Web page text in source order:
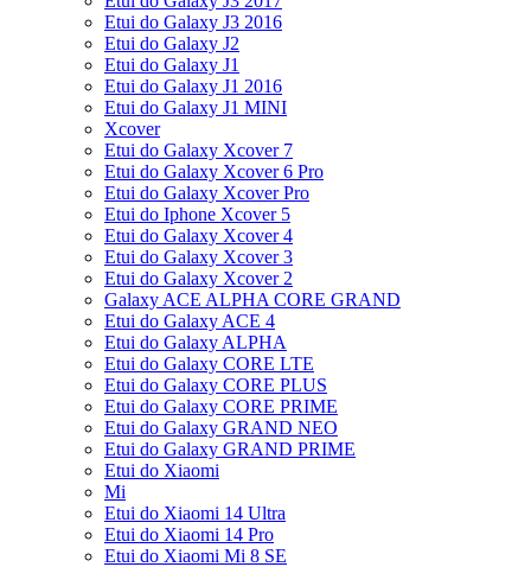
Etui do Galaxy J3 2016
Etui do Galaxy J2
Etui do Galaxy J1
Etui do Galaxy J1 2016
Etui do Galaxy J1 MINI
Xcover
Etui do Galaxy Xcover 7
Etui do Galaxy Xcover 6 Pro
Etui do Galaxy Xcover Pro
Etui do Iphone Xcover 5
Etui do Galaxy Xcover 4
Etui do Galaxy Xcover 3
Etui do Galaxy Xcover 2
Galaxy ACE ALPHA CORE GRAND
Etui do Galaxy ACE 4
Etui do Galaxy ALPHA
Etui do Galaxy CORE LTE
Etui do Galaxy CORE PLUS
Etui do Galaxy CORE PRIME
Etui do Galaxy GRAND NEO
Etui do Galaxy GRAND PRIME
Etui do Xiaomi
Mi
Etui do Xiaomi 14 Ultra
Etui do Xiaomi 14 Pro
Etui do Xiaomi Mi 8 SE